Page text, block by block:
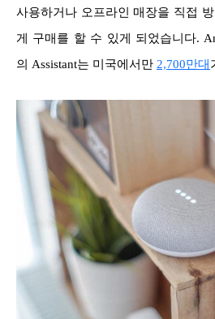
사용하거나 오프라인 매장을 직접
게 구매를 할 수 있게 되었습니다.
의 Assistant는 미국에서만 2,700만대